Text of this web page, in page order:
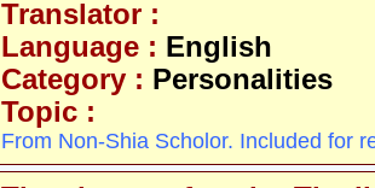
Translator :
Language : English
Category : Personalities
Topic :
From Non-Shia Scholor. Included for